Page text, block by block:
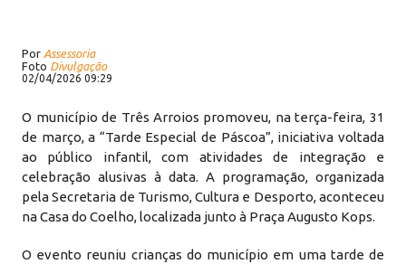
Por Assessoria
Foto Divulgação
02/04/2026 09:29
O município de Três Arroios promoveu, na terça-feira, 31
de março, a “Tarde Especial de Páscoa”, iniciativa voltada
ao público infantil, com atividades de integração e
celebração alusivas à data. A programação, organizada
pela Secretaria de Turismo, Cultura e Desporto, aconteceu
na Casa do Coelho, localizada junto à Praça Augusto Kops.
O evento reuniu crianças do município em uma tarde de